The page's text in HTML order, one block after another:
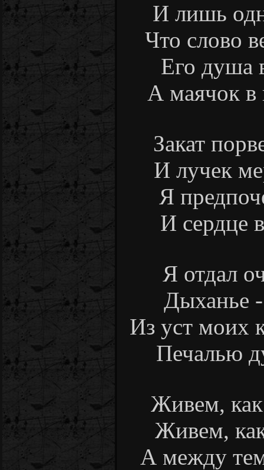
И лишь
Что слово
Его душа
А маячок в
Закат
И лучек
Я
И сердце
Я отдал
Дыханье
Из уст моих
Печалью
Живем, как
Живем,
А между